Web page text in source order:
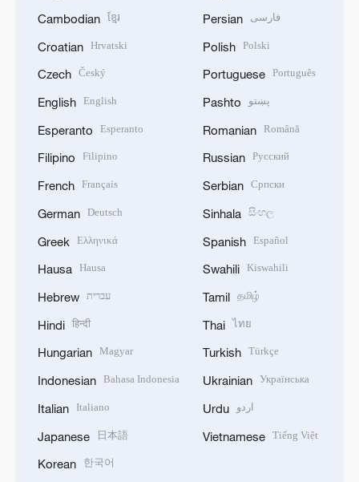
Cambodian ខ្មែរ
Croatian Hrvatski
Czech Český
English English
Esperanto Esperanto
Filipino Filipino
French Français
German Deutsch
Greek Ελληνικά
Hausa Hausa
Hebrew עברית
Hindi हिन्दी
Hungarian Magyar
Indonesian Bahasa Indonesia
Italian Italiano
Japanese 日本語
Korean 한국어
Persian فارسی
Polish Polski
Portuguese Português
Pashto پښتو
Romanian Română
Russian Русский
Serbian Српски
Sinhala සිංහල
Spanish Español
Swahili Kiswahili
Tamil தமிழ்
Thai ไทย
Turkish Türkçe
Ukrainian Українська
Urdu اردو
Vietnamese Tiếng Việt